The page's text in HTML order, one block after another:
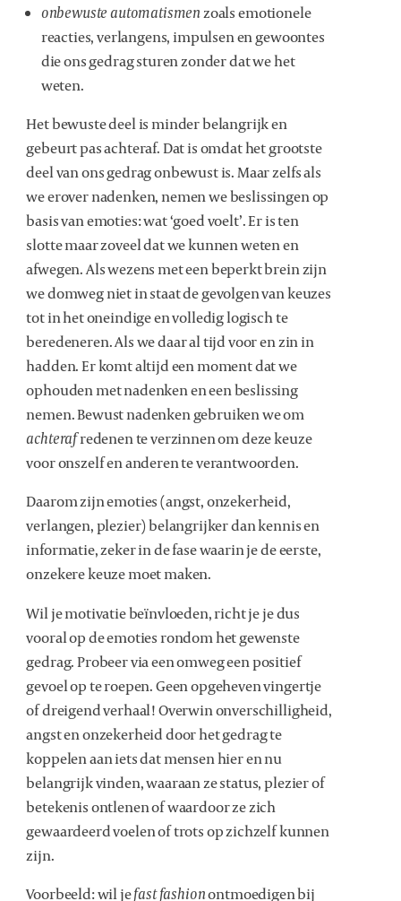
onbewuste automatismenzoals emotionele
reacties, verlangens, impulsen en gewoontes
die ons gedrag sturen zonder dat we het
weten.
Het bewuste deel is minder belangrijk en
gebeurt pas achteraf. Dat is omdat het grootste
deel van ons gedrag onbewust is. Maar zelfs als
we erover nadenken, nemen we beslissingen op
basis van emoties: wat ‘goed voelt’. Er is ten
slotte maar zoveel dat we kunnen weten en
afwegen. Als wezens met een beperkt brein zijn
we domweg niet in staat de gevolgen van keuzes
tot in het oneindige en volledig logisch te
beredeneren. Als we daar al tijd voor en zin in
hadden. Er komt altijd een moment dat we
ophouden met nadenken en een beslissing
nemen. Bewust nadenken gebruiken we om
achterafredenen te verzinnen om deze keuze
voor onszelf en anderen te verantwoorden.
Daarom zijn emoties (angst, onzekerheid,
verlangen, plezier) belangrijker dan kennis en
informatie, zeker in de fase waarin je de eerste,
onzekere keuze moet maken.
Wil je motivatie beïnvloeden, richt je je dus
vooral op de emoties rondom het gewenste
gedrag. Probeer via een omweg een positief
gevoel op te roepen. Geen opgeheven vingertje
of dreigend verhaal! Overwin onverschilligheid,
angst en onzekerheid door het gedrag te
koppelen aan iets dat mensen hier en nu
belangrijk vinden, waaraan ze status, plezier of
betekenis ontlenen of waardoor ze zich
gewaardeerd voelen of trots op zichzelf kunnen
zijn.
Voorbeeld: wil jefast fashionontmoedigen bij